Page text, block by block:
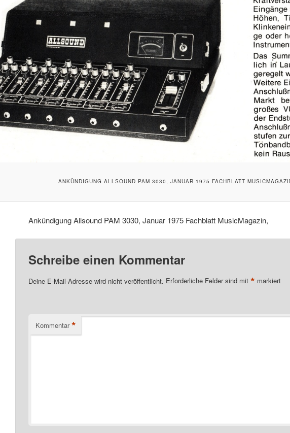
ANKÜNDIGUNG ALLSOUND PAM 3030, JANUAR 1975 FACHBLATT
Ankündigung Allsound PAM 3030, Januar 1975 Fachblatt MusicMagazin,
Schreibe einen Kommentar
Deine E-Mail-Adresse wird nicht veröffentlicht. Erforderliche Felder sind mit * markiert
Kommentar *